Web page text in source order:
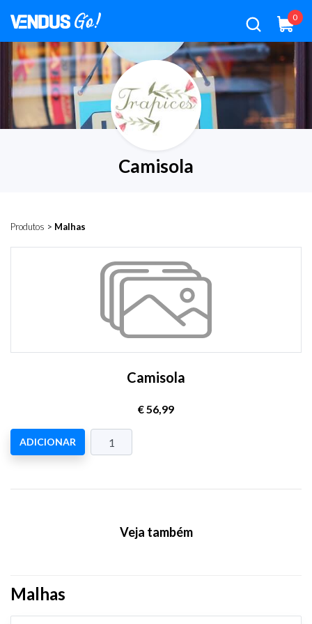
0
Camisola
Produtos > Malhas
Camisola
€ 56,99
ADICIONAR
Veja também
Malhas